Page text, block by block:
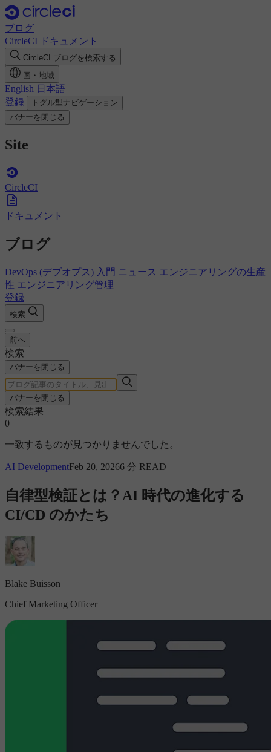
ブログ
CircleCI ドキュメント
CircleCI ブログを検索する
国・地域
English 日本語
登録
トグル型ナビゲーション
バナーを閉じる
Site
CircleCI
ドキュメント
ブログ
DevOps (デブオプス) 入門 ニュース エンジニアリングの生産
性 エンジニアリング管理
登録
検索
前へ
検索
バナーを閉じる
バナーを閉じる
検索結果
0
一致するものが見つかりませんでした。
AI DevelopmentFeb 20, 20266 分 READ
自律型検証とは？AI 時代の進化する
CI/CD のかたち
Blake Buisson
Chief Marketing Officer